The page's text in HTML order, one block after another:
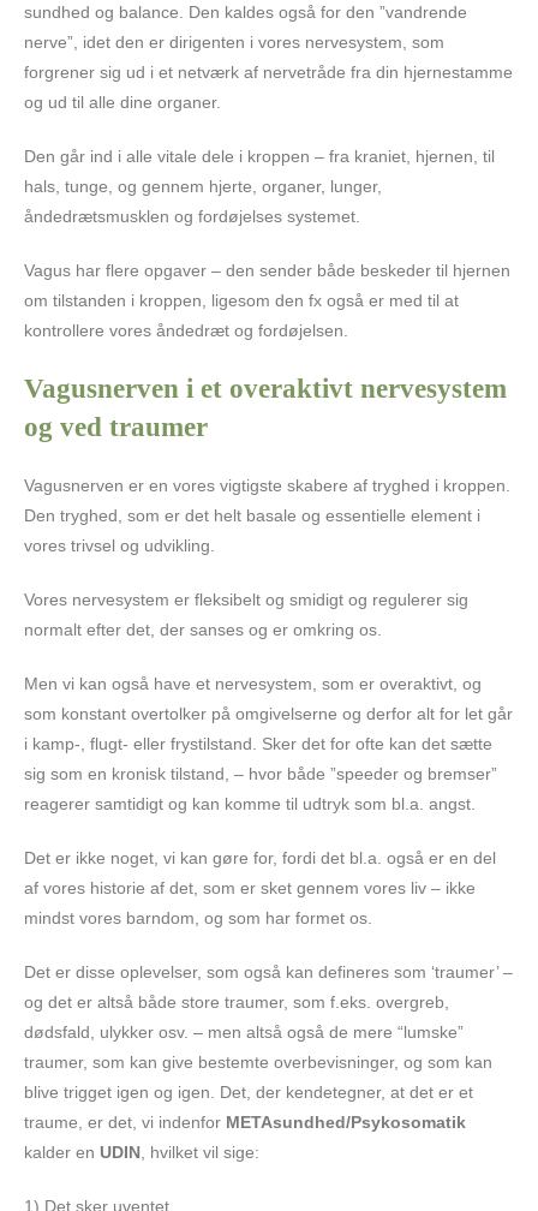
sundhed og balance. Den kaldes også for den ”vandrende
nerve”, idet den er dirigenten i vores nervesystem, som
forgrener sig ud i et netværk af nervetråde fra din hjernestamme
og ud til alle dine organer.
Den går ind i alle vitale dele i kroppen – fra kraniet, hjernen, til
hals, tunge, og gennem hjerte, organer, lunger,
åndedrætsmusklen og fordøjelses systemet.
Vagus har flere opgaver – den sender både beskeder til hjernen
om tilstanden i kroppen, ligesom den fx også er med til at
kontrollere vores åndedræt og fordøjelsen.
Vagusnerven i et overaktivt nervesystem
og ved traumer
Vagusnerven er en vores vigtigste skabere af tryghed i kroppen.
Den tryghed, som er det helt basale og essentielle element i
vores trivsel og udvikling.
Vores nervesystem er fleksibelt og smidigt og regulerer sig
normalt efter det, der sanses og er omkring os.
Men vi kan også have et nervesystem, som er overaktivt, og
som konstant overtolker på omgivelserne og derfor alt for let går
i kamp-, flugt- eller frystilstand. Sker det for ofte kan det sætte
sig som en kronisk tilstand, – hvor både ”speeder og bremser”
reagerer samtidigt og kan komme til udtryk som bl.a. angst.
Det er ikke noget, vi kan gøre for, fordi det bl.a. også er en del
af vores historie af det, som er sket gennem vores liv – ikke
mindst vores barndom, og som har formet os.
Det er disse oplevelser, som også kan defineres som ‘traumer’ –
og det er altså både store traumer, som f.eks. overgreb,
dødsfald, ulykker osv. – men altså også de mere “lumske”
traumer, som kan give bestemte overbevisninger, og som kan
blive trigget igen og igen. Det, der kendetegner, at det er et
traume, er det, vi indenfor METAsundhed/Psykosomatik
kalder en UDIN , hvilket vil sige:
1) Det sker uventet.